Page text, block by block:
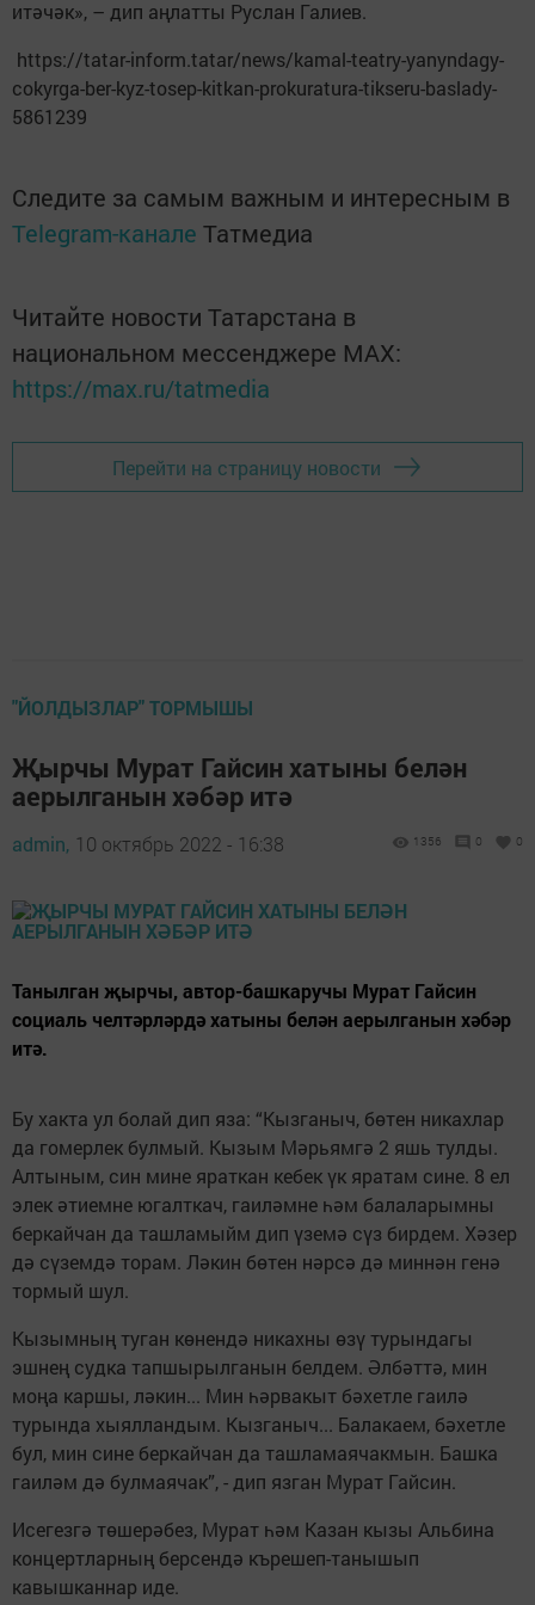
итәчәк», – дип аңлатты Руслан Галиев.
https://tatar-inform.tatar/news/kamal-teatry-yanyndagy-
cokyrga-ber-kyz-tosep-kitkan-prokuratura-tikseru-baslady-
5861239
Следите за самым важным и интересным в
Telegram-канале Татмедиа
Читайте новости Татарстана в
национальном мессенджере MАХ:
https://max.ru/tatmedia
Перейти на страницу новости
"ЙОЛДЫЗЛАР" ТОРМЫШЫ
Җырчы Мурат Гайсин хатыны белән
аерылганын хәбәр итә
admin, 10 октябрь 2022 - 16:38 1356 0 0
Танылган җырчы, автор-башкаручы Мурат Гайсин
социаль челтәрләрдә хатыны белән аерылганын хәбәр
итә.
Бу хакта ул болай дип яза: “Кызганыч, бөтен никахлар
да гомерлек булмый. Кызым Мәрьямгә 2 яшь тулды.
Алтыным, син мине яраткан кебек үк яратам сине. 8 ел
элек әтиемне югалткач, гаиләмне һәм балаларымны
беркайчан да ташламыйм дип үземә сүз бирдем. Хәзер
дә сүземдә торам. Ләкин бөтен нәрсә дә миннән генә
тормый шул.
Кызымның туган көнендә никахны өзү турындагы
эшнең судка тапшырылганын белдем. Әлбәттә, мин
моңа каршы, ләкин... Мин һәрвакыт бәхетле гаилә
турында хыялландым. Кызганыч... Балакаем, бәхетле
бул, мин сине беркайчан да ташламаячакмын. Башка
гаиләм дә булмаячак”, - дип язган Мурат Гайсин.
Исегезгә төшерәбез, Мурат һәм Казан кызы Альбина
концертларның берсендә кърешеп-танышып
кавышканнар иде.